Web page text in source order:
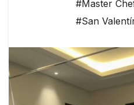
#Master
#San